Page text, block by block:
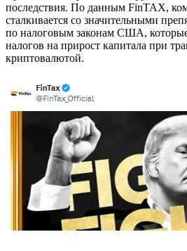
последствия. По данным FinTAX,
сталкивается со значительными
по налоговым законам США,
налогов на прирост капитала при
криптовалютой.